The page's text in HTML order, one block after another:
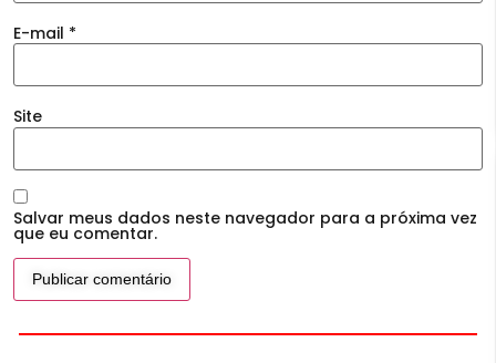
E-mail *
Site
Salvar meus dados neste navegador para a próxima vez
que eu comentar.